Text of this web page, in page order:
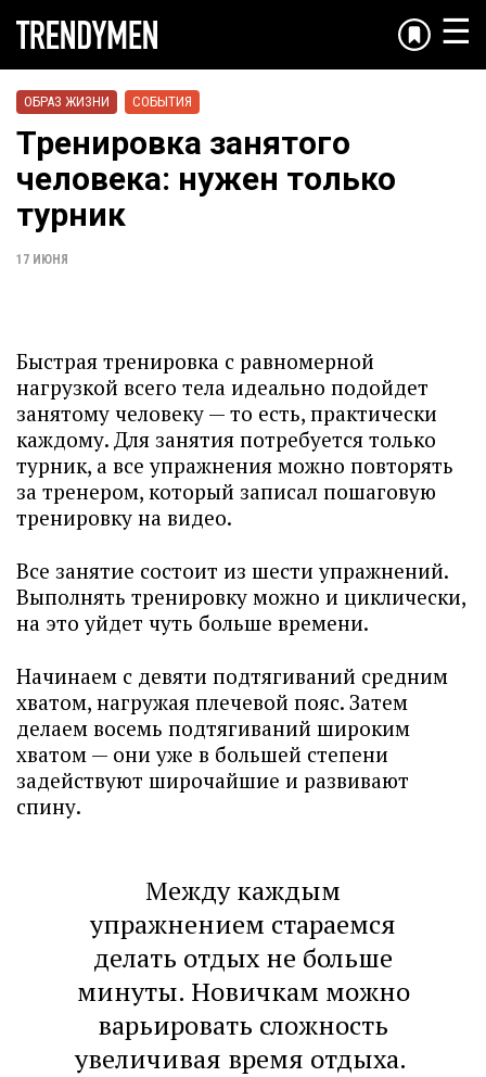
☰
ОБРАЗ ЖИЗНИ СОБЫТИЯ
Тренировка занятого
человека: нужен только
турник
17 ИЮНЯ
Быстрая тренировка с равномерной
нагрузкой всего тела идеально подойдет
занятому человеку — то есть, практически
каждому. Для занятия потребуется только
турник, а все упражнения можно повторять
за тренером, который записал пошаговую
тренировку на видео.
Все занятие состоит из шести упражнений.
Выполнять тренировку можно и циклически,
на это уйдет чуть больше времени.
Начинаем с девяти подтягиваний средним
хватом, нагружая плечевой пояс. Затем
делаем восемь подтягиваний широким
хватом — они уже в большей степени
задействуют широчайшие и развивают
спину.
Между каждым
упражнением стараемся
делать отдых не больше
минуты. Новичкам можно
варьировать сложность
увеличивая время отдыха.